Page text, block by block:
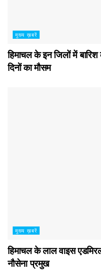
मुख्य ख़बरें
हिमाचल के इन जिलों में
दिनों का मौसम
मुख्य ख़बरें
हिमाचल के लाल वाइस
नौसेना प्रमुख